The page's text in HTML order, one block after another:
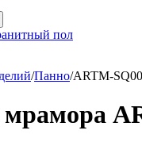
пол
/Панно/ARTM-
мрамора